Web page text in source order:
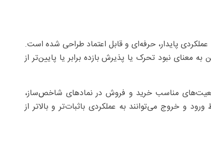
پایدار، حرفه‌ای و قابل اعتماد طراحی شده‌ است.
معنای نبود تحرک یا پذیرش بازده برابر یا پایین‌تر از
مناسب خرید و فروش در نمادهای شاخص‌ساز،
و خروج می‌توانند به عملکردی باثبات‌تر و بالاتر از